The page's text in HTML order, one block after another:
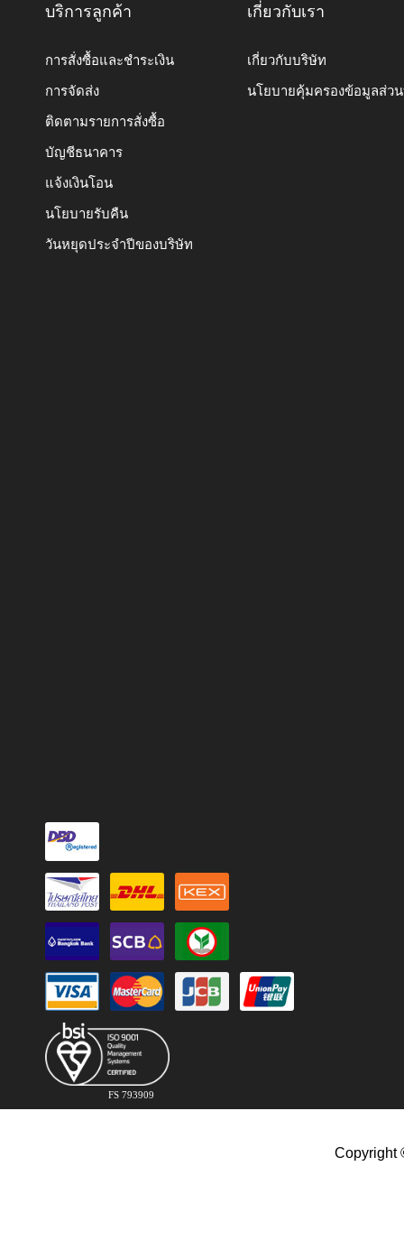
บริการลูกค้า
การสั่งซื้อและชำระเงิน
การจัดส่ง
ติดตามรายการสั่งซื้อ
บัญชีธนาคาร
แจ้งเงินโอน
นโยบายรับคืน
วันหยุดประจำปีของบริษัท
เกี่ยวกับเรา
เกี่ยวกับบริษัท
นโยบายคุ้มครองข้อมูลส่ว
FS 793909
Copyright